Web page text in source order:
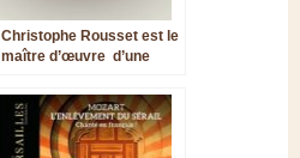
Christophe Rousset est le
maître d’œuvre d’une
Galatée de Lully